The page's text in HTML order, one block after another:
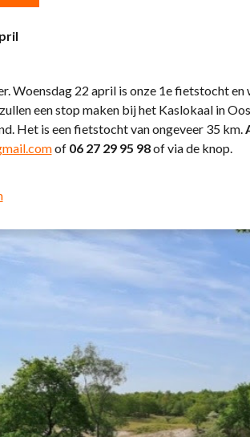
Woensdag 22 april is onze 1e fietstocht en
een stop maken bij het Kaslokaal in
Het is een fietstocht van ongeveer 35 km.
of06 27 29 95 98of via de knop.